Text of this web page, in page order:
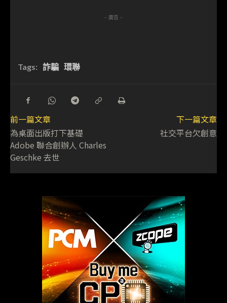
- 廣告 -
Tags: 詐騙 環聯
前一篇文章
為桌面出版打下基礎
Adobe 聯合創辦人 Charles
Geschke 去世
下一篇文章
社交平台欠創意